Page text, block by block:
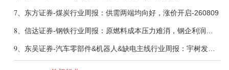
7、 东方证券-煤炭行业周报：供需两端均向好，涨价开启-260809
8、
9、 东吴证券-汽车零部件&机器人&缺电主线行业周报：宇树发行价确认，卡特彼勒重启中速机项目-260809